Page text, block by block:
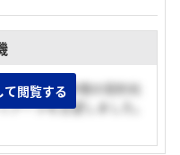
ころと、2年間の契約社
ーラを志望しました。
閲覧する